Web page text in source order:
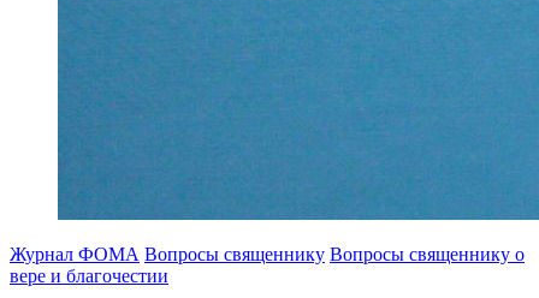
Журнал ФОМА Вопросы священнику Вопросы священнику о
вере и благочестии